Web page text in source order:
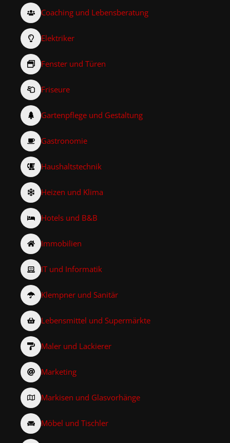
Coaching und Lebensberatung
Elektriker
Fenster und Türen
Friseure
Gartenpflege und Gestaltung
Gastronomie
Haushaltstechnik
Heizen und Klima
Hotels und B&B
Immobilien
IT und Informatik
Klempner und Sanitär
Lebensmittel und Supermärkte
Maler und Lackierer
Marketing
Markisen und Glasvorhänge
Möbel und Tischler